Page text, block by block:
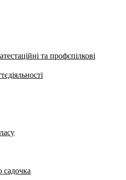
та профспілкові
садочка